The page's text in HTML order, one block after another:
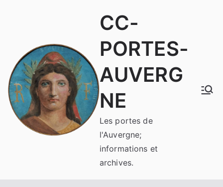
CC-
PORTES-
AUVERG
NE
Les portes de
l'Auvergne;
informations et
archives.